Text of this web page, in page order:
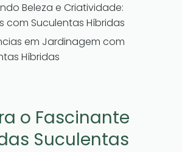
Beleza e Criatividade:
com Suculentas Híbridas
em Jardinagem com
Híbridas
o Fascinante
Suculentas